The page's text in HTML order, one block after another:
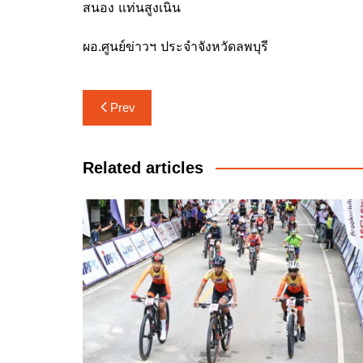
สนอง แท่นสูงเนิน
ผอ.ศูนย์ข่าวฯ ประจำจังหวัดลพบุรี
แนะแนว
เรื่อง
Prev
Related articles